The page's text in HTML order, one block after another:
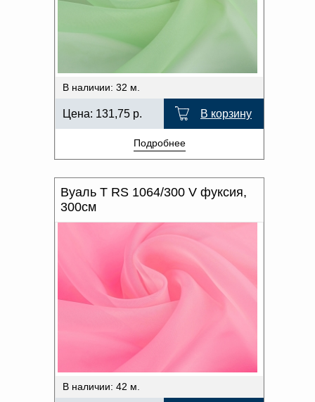
В наличии: 32 м.
Цена: 131,75 р. В корзину
Подробнее
Вуаль T RS 1064/300 V фуксия,
300см
В наличии: 42 м.